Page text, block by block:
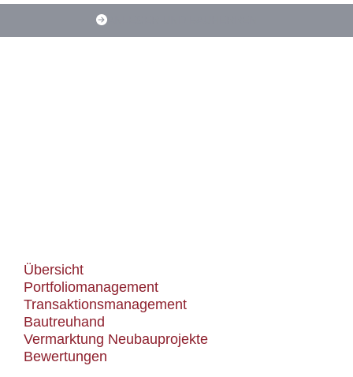
Übersicht
Portfoliomanagement
Transaktionsmanagement
Bautreuhand
Vermarktung Neubauprojekte
Bewertungen